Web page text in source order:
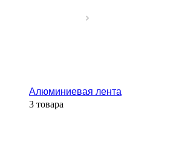
Алюминиевая лента
3 товара